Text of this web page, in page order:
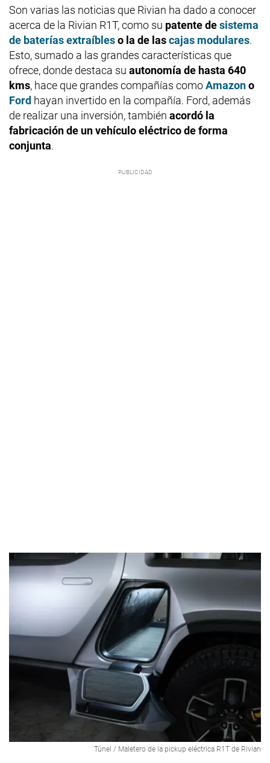
Son varias las noticias que Rivian ha dado a conocer
acerca de la Rivian R1T, como su patente desistema
de baterías extraíbleso la de lascajas modulares.
Esto, sumado a las grandes características que
ofrece, donde destaca su autonomía de hasta 640
kms, hace que grandes compañías comoAmazono
Ford hayan invertido en la compañía. Ford, además
de realizar una inversión, también acordó la
fabricación de un vehículo eléctrico de forma
conjunta.
Túnel / Maletero de la pickup eléctrica R1T de Rivian